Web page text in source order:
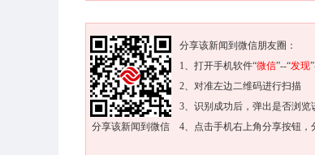
分享该新闻到微信
分享该新闻到微信朋友圈：
1、打开手机软件“微信”--“发现
2、对准左边二维码进行扫描
3、识别成功后，弹出是否浏览
4、点击手机右上角分享按钮，